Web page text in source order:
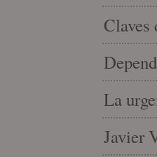
Claves
La
Javier